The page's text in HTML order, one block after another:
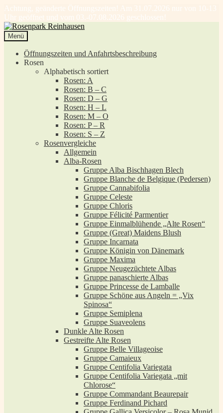
Achtung, geänderte Öffnungszeiten! Am 31.07.2026 nur von 10-13
Uhr geöffnet und vom 03.-07.08.2026 geschlossen!
Zur
Navigation
springen
Zum
Inhalt
springen
Menü
Öffnungszeiten und Anfahrtsbeschreibung
Rosen
Alphabetisch sortiert
Rosen: A
Rosen: B – C
Rosen: D – G
Rosen: H – L
Rosen: M – O
Rosen: P – R
Rosen: S – Z
Rosenvergleiche
Allgemein
Alba-Rosen
Gruppe Alba Bischhagen Blech
Gruppe Blanche de Belgique (Pedersen)
Gruppe Cannabifolia
Gruppe Celeste
Gruppe Chloris
Gruppe Félicité Parmentier
Gruppe Einmalblühende „Alte Rosen“
Gruppe (Great) Maidens Blush
Gruppe Incarnata
Gruppe Königin von Dänemark
Gruppe Maxima
Gruppe Neugezüchtete Albas
Gruppe panaschierte Albas
Gruppe Princesse de Lamballe
Gruppe Schöne aus Angeln = „Vix
Spinosa“
Gruppe Semiplena
Gruppe Suaveolens
Dunkle Alte Rosen
Gestreifte Alte Rosen
Gruppe Belle Villageoise
Gruppe Camaieux
Gruppe Centifolia Variegata
Gruppe Centifolia Variegata „mit
Chlorose“
Gruppe Commandant Beaurepair
Gruppe Ferdinand Pichard